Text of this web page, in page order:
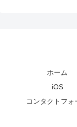
ホーム
iOS
コンタクトフォ